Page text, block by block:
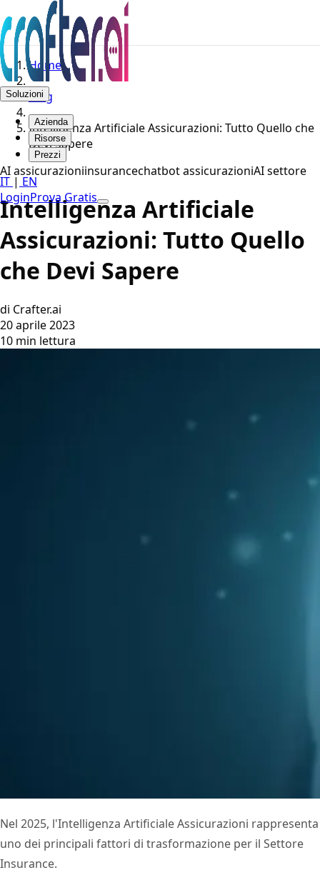
Soluzioni
Azienda
Risorse
Prezzi
IT | EN
LoginProva Gratis
Home
Blog
Intelligenza Artificiale Assicurazioni: Tutto Quello che
Devi Sapere
AI assicurazioniinsurancechatbot assicurazioniAI settore
Intelligenza Artificiale
Assicurazioni: Tutto Quello
che Devi Sapere
di Crafter.ai
20 aprile 2023
10 min lettura
Nel 2025, l'Intelligenza Artificiale Assicurazioni rappresenta
uno dei principali fattori di trasformazione per il Settore
Insurance.